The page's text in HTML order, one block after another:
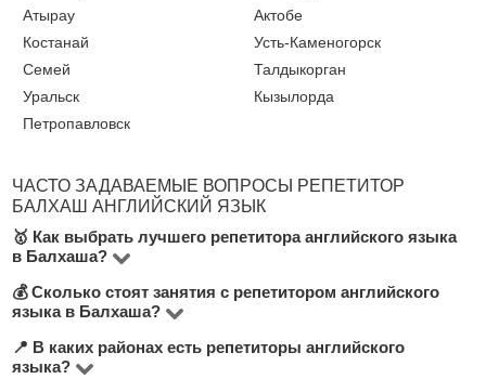
Атырау
Актобе
Костанай
Усть-Каменогорск
Семей
Талдыкорган
Уральск
Кызылорда
Петропавловск
ЧАСТО ЗАДАВАЕМЫЕ ВОПРОСЫ РЕПЕТИТОР
БАЛХАШ АНГЛИЙСКИЙ ЯЗЫК
🥇 Как выбрать лучшего репетитора английского языка
в Балхаша?
На платформе BUKI представлено 3 преподавателей
Английский язык в городе Балхаш. Обратите
внимание на стоимость занятий, количество
💰 Сколько стоят занятия с репетитором английского
языка в Балхаша?
Цена зависит от уровня преподавания, опыта
учителя и формата (очно или онлайн). В среднем
📍 В каких районах есть репетиторы английского
языка?